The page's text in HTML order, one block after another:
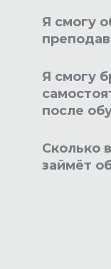
Я смогу
Я смогу
после
Сколько
займёт